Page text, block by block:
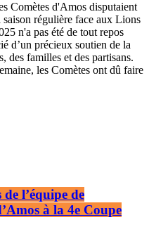
Comètes d'Amos disputaient
régulière face aux Lions
n'a pas été de tout repos
d’un précieux soutien de la
des familles et des partisans.
les Comètes ont dû faire
l’équipe de
à la 4e Coupe